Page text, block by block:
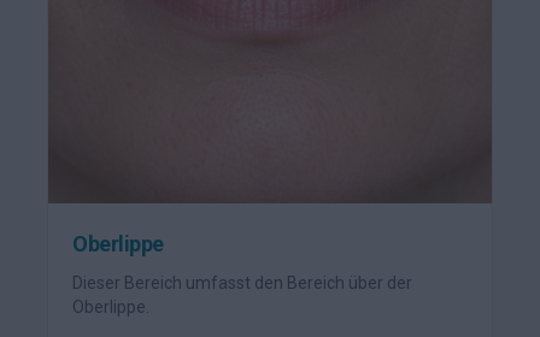
Oberlippe
Dieser Bereich umfasst den Bereich über der
Oberlippe.